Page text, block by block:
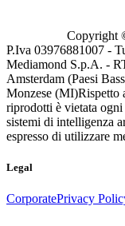
Copyright
P.Iva 03976881007 -
Mediamond S.p.A. -
Amsterdam (Paesi
Monzese (MI)Rispetto
riprodotti è vietata
sistemi di intelligenza
espresso di utilizzare
Legal
CorporatePrivacy